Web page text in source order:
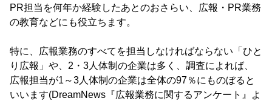
PR担当を何年か経験したあとのおさらい、広報・PR業務
の教育などにも役立ちます。
特に、広報業務のすべてを担当しなければならない「ひと
り広報」や、2・3人体制の企業は多く、調査によれば、
広報担当が1～3人体制の企業は全体の97％にものぼると
いいます(DreamNews『広報業務に関するアンケート』よ